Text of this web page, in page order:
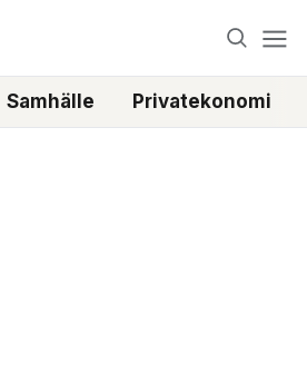
Samhälle Privatekonomi